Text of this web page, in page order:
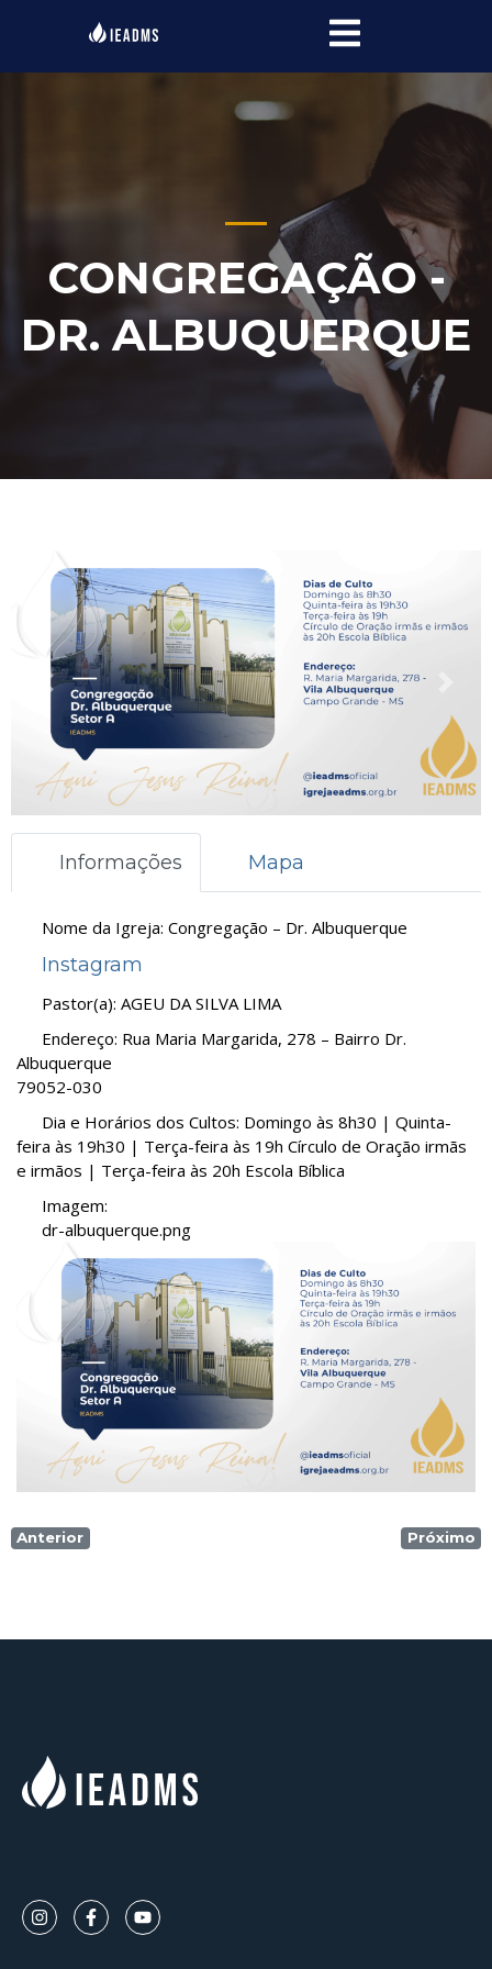
CONGREGAÇÃO -
DR. ALBUQUERQUE
Anterior
Informações Mapa
Nome da Igreja: Congregação – Dr. Albuquerque
Instagram
Pastor(a): AGEU DA SILVA LIMA
Endereço: Rua Maria Margarida, 278 – Bairro Dr.
Albuquerque
79052-030
Dia e Horários dos Cultos: Domingo às 8h30 | Quinta-
feira às 19h30 | Terça-feira às 19h Círculo de Oração irmãs
e irmãos | Terça-feira às 20h Escola Bíblica
Imagem:
dr-albuquerque.png
Anterior Próximo